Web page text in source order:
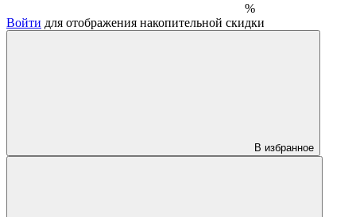
%
Войти для отображения накопительной скидки
В избранное